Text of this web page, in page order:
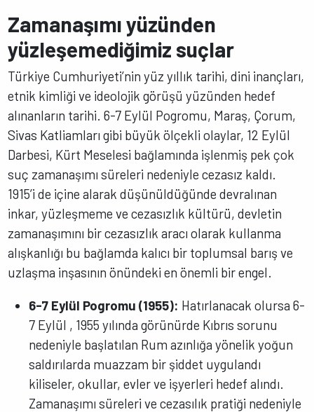
Zamanaşımı yüzünden
yüzleşemediğimiz suçlar
Türkiye Cumhuriyeti’nin yüz yıllık tarihi, dini inançları,
etnik kimliği ve ideolojik görüşü yüzünden hedef
alınanların tarihi. 6-7 Eylül Pogromu, Maraş, Çorum,
Sivas Katliamları gibi büyük ölçekli olaylar, 12 Eylül
Darbesi, Kürt Meselesi bağlamında işlenmiş pek çok
suç zamanaşımı süreleri nedeniyle cezasız kaldı.
1915’i de içine alarak düşünüldüğünde devralınan
inkar, yüzleşmeme ve cezasızlık kültürü, devletin
zamanaşımını bir cezasızlık aracı olarak kullanma
alışkanlığı bu bağlamda kalıcı bir toplumsal barış ve
uzlaşma inşasının önündeki en önemli bir engel.
6-7 Eylül Pogromu (1955): Hatırlanacak olursa 6-
7 Eylül , 1955 yılında görünürde Kıbrıs sorunu
nedeniyle başlatılan Rum azınlığa yönelik yoğun
saldırılarda muazzam bir şiddet uygulandı
kiliseler, okullar, evler ve işyerleri hedef alındı.
Zamanaşımı süreleri ve cezasılık pratiği nedeniyle